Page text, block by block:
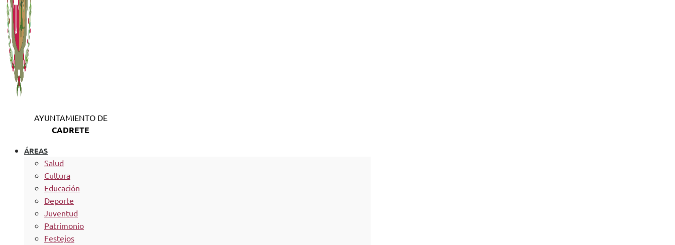
AYUNTAMIENTO DE
CADRETE
ÁREAS
Salud
Cultura
Educación
Deporte
Juventud
Patrimonio
Festejos